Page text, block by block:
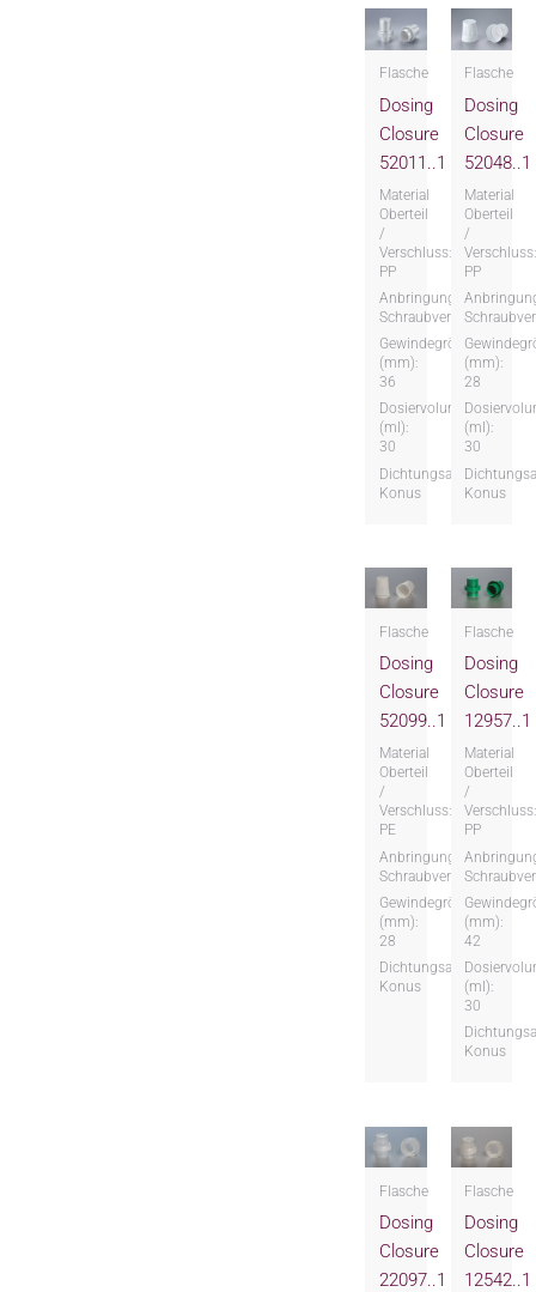
Flasche
Dosing
Closure
52011..1
Material
Oberteil
/
Verschluss:
PP
Anbringungsart:
Schraubversion
Gewindegröße
(mm):
36
Dosiervolumen
(ml):
30
Dichtungsart:
Konus
Flasche
Dosing
Closure
52048..1
Material
Oberteil
/
PP
(mm):
28
(ml):
30
Konus
Flasche
Dosing
Closure
52099..1
Material
Oberteil
/
Verschluss:
PE
Anbringungsart:
Schraubversion
Gewindegröße
(mm):
28
Dichtungsart:
Konus
Flasche
Dosing
Closure
12957..1
Material
Oberteil
/
PP
(mm):
42
(ml):
30
Konus
Flasche
Dosing
Closure
22097..1
Flasche
Dosing
Closure
12542..1